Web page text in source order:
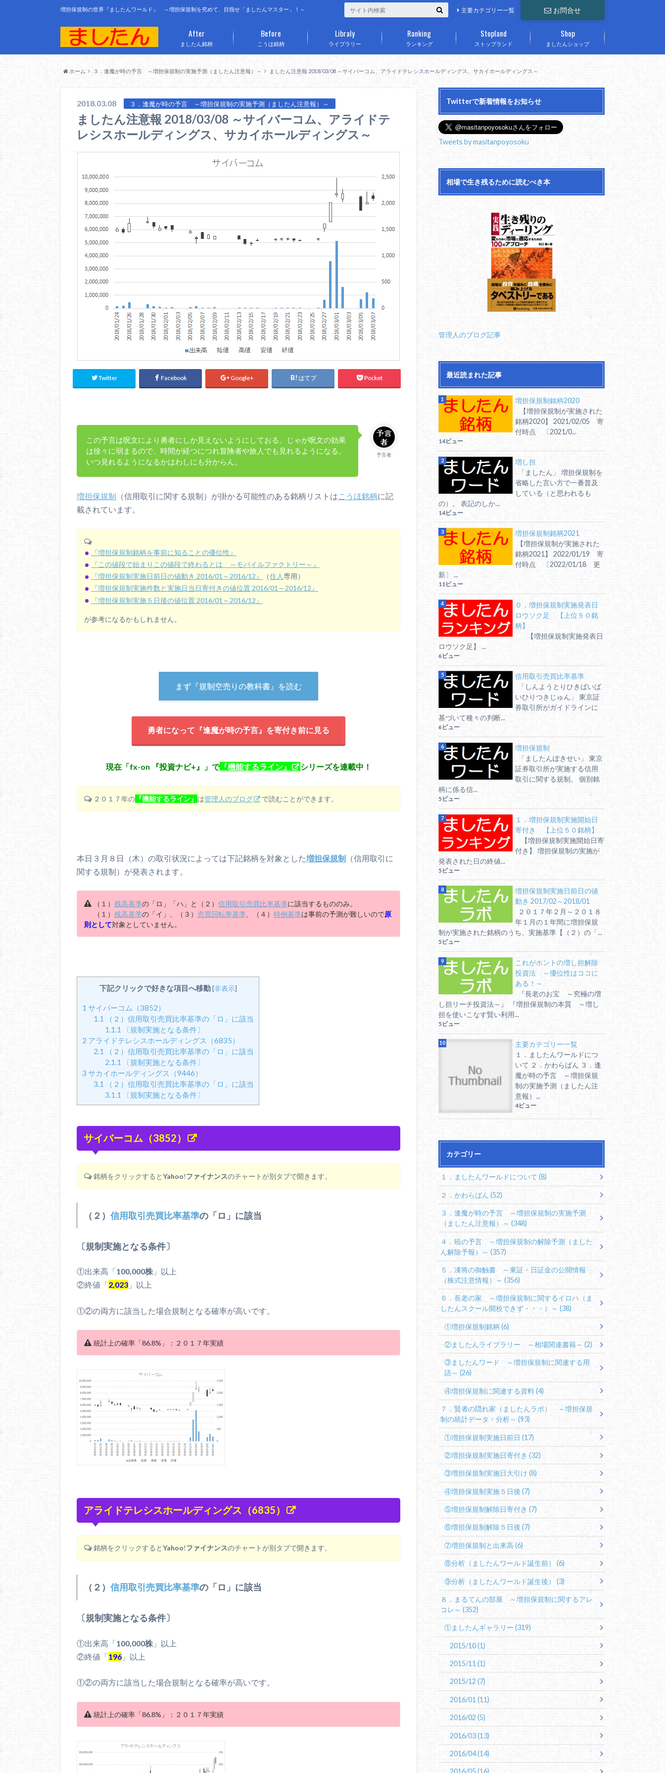
増担保規制の世界『ましたんワールド』 ～増担保規制を究めて、目指せ「ましたんマスター」！～ お問合せ
主要カテゴリー一覧
ましたん銘柄
After
こうほ銘柄
Before
ライブラリー
Libraly
ランキング
Ranking
ストップランド
Stopland
ましたんショップ
Shop
ホーム ３．逢魔が時の予言 ～増担保規制の実施予測（ましたん注意報）～ ましたん注意報 2018/03/08 ～サイバーコム、アライドテレシスホールディングス、サカイホールディングス～
2018.03.08 ３．逢魔が時の予言 ～増担保規制の実施予測（ましたん注意報）～
ましたん注意報 2018/03/08 ～サイバーコム、アライドテ
レシスホールディングス、サカイホールディングス～
Twitter Facebook Google+ はてブ Pocket
予言者
この予言は呪文により勇者にしか見えないようにしておる。じゃが呪文の効果
は徐々に弱まるので、時間が経つにつれ冒険者や旅人でも見れるようになる。
いつ見れるようになるかはわしにも分からん。
増担保規制 （信用取引に関する規制）が掛かる可能性のある銘柄リストはこうほ銘柄に記
載されています。
『増担保規制銘柄を事前に知ることの優位性』
『この値段で始まりこの値段で終わるとは ～モバイルファクトリー～』
『増担保規制実施日前日の値動き 2016/01～2016/12』
（住人専用）
『増担保規制実施件数と実施日当日寄付きの値位置 2016/01～2016/12』
『増担保規制実施５日後の値位置 2016/01～2016/12』
が参考になるかもしれません。
まず『規制空売りの教科書』を読む
勇者になって『逢魔が時の予言』を寄付き前に見る
現在「fx-on 『投資ナビ+』」で『機能するライン』 シリーズを連載中！
２０１７年の 『機能するライン』 は管理人のブログ で読むことができます。
本日３月８日（木）の取引状況によっては下記銘柄を対象とした増担保規制 （信用取引に
関する規制）が発表されます。
（１）残高基準の「ロ」「ハ」と（２）信用取引売買比率基準に該当するもののみ。
（１）残高基準の「イ」、（３）売買回転率基準 、（４）特例基準は事前の予測が難しいので原
則として対象としていません。
下記クリックで好きな項目へ移動 [非表示]
1 サイバーコム（3852）
1.1
（２）信用取引売買比率基準の「ロ」に該当
1.1.1
〔規制実施となる条件〕
2 アライドテレシスホールディングス（6835）
2.1
（２）信用取引売買比率基準の「ロ」に該当
2.1.1
〔規制実施となる条件〕
3 サカイホールディングス（9446）
3.1
（２）信用取引売買比率基準の「ロ」に該当
3.1.1
〔規制実施となる条件〕
サイバーコム（3852）
銘柄をクリックするとYahoo!ファイナンスのチャートが別タブで開きます。
（２） 信用取引売買比率基準の「ロ」に該当
〔規制実施となる条件〕
①出来高「100,000株 」以上
②終値「2,023 」以上
①②の両方に該当した場合規制となる確率が高いです。
統計上の確率「86.8%」：２０１７年実績
アライドテレシスホールディングス（6835）
銘柄をクリックするとYahoo!ファイナンスのチャートが別タブで開きます。
（２） 信用取引売買比率基準の「ロ」に該当
〔規制実施となる条件〕
①出来高「100,000株 」以上
②終値「196 」以上
①②の両方に該当した場合規制となる確率が高いです。
統計上の確率「86.8%」：２０１７年実績
Twitterで新着情報をお知らせ
Tweets by masitanpoyosoku
相場で生き残るために読むべき本
管理人のブログ記事
最近読まれた記事
増担保規制銘柄2020
【増担保規制が実施された
銘柄2020】 2021/02/05 寄
付時点 〔2021/0...
14ビュー
増し担
「ましたん」 増担保規制を
省略した言い方で一番普及
している（と思われるも
の）。 表記のしか...
14ビュー
増担保規制銘柄2021
【増担保規制が実施された
銘柄2021】 2022/01/19 寄
付時点 〔2022/01/18 更
新〕 ...
11ビュー
０．増担保規制実施発表日
ロウソク足 【上位５０銘
柄】
【増担保規制実施発表日
ロウソク足】 ...
6ビュー
信用取引売買比率基準
「しんようとりひきばいば
いひりつきじゅん」 東京証
券取引所がガイドラインに
基づいて種々の判断...
6ビュー
増担保規制
「ましたんぽきせい」 東京
証券取引所が実施する信用
取引に関する規制。 個別銘
柄に係る信...
5ビュー
１．増担保規制実施開始日
寄付き 【上位５０銘柄】
【増担保規制実施開始日寄
付き】 増担保規制の実施が
発表された日の終値...
5ビュー
増担保規制実施日前日の値
動き 2017/02～2018/01
２０１７年２月～２０１８
年１月の１年間に増担保規
制が実施された銘柄のうち、実施基準【（２）の「...
5ビュー
これがホントの増し担解除
投資法 ～優位性はココに
ある！～
『長老のお宝 ～究極の増
し担リーチ投資法～』 『増担保規制の本質 ～増し
担を使いこなす賢い利用...
5ビュー
主要カテゴリー一覧
１．ましたんワールドにつ
いて ２．かわらばん ３．逢
魔が時の予言 ～増担保規
制の実施予測（ましたん注
意報）...
4ビュー
カテゴリー
１．ましたんワールドについて(8)
２．かわらばん(52)
３．逢魔が時の予言 ～増担保規制の実施予測
（ましたん注意報）～(348)
４．暁の予言 ～増担保規制の解除予測（ました
ん解除予報）～(357)
５．凍将の御触書 ～東証・日証金の公開情報
（株式注意情報）～(356)
６．長老の家 ～増担保規制に関するイロハ（ま
したんスクール開校できず・・・）～(38)
①増担保規制銘柄 (6)
②ましたんライブラリー ～相場関連書籍～ (2)
③ましたんワード ～増担保規制に関連する用
語～ (26)
④増担保規制に関連する資料(4)
７．賢者の隠れ家（ましたんラボ） ～増担保規
制の統計データ・分析～(93)
①増担保規制実施日前日 (17)
②増担保規制実施日寄付き (32)
③増担保規制実施日大引け (8)
④増担保規制実施５日後 (7)
⑤増担保規制解除日寄付き (7)
⑥増担保規制解除５日後 (7)
⑦増担保規制と出来高 (6)
⑧分析（ましたんワールド誕生前） (6)
⑨分析（ましたんワールド誕生後） (3)
８．まるてんの部屋 ～増担保規制に関するアレ
コレ～(352)
①ましたんギャラリー (319)
2015/10(1)
2015/11(1)
2015/12(7)
2016/01(11)
2016/02(5)
2016/03(13)
2016/04(14)